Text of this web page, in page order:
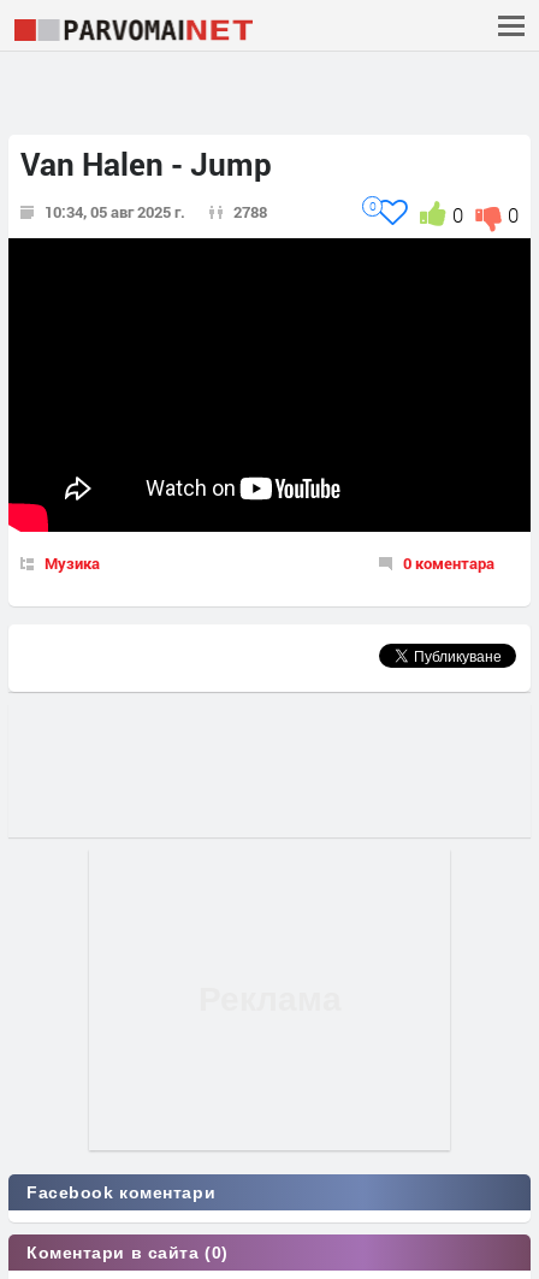
Van Halen - Jump
10:34, 05 авг 2025 г. 2788 0
0
0
Музика 0 коментара
Facebook коментари
Коментари в сайта (0)